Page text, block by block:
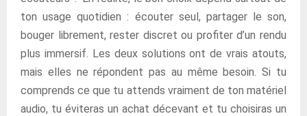
ton usage quotidien : écouter seul, partager le son,
bouger librement, rester discret ou profiter d’un rendu
plus immersif. Les deux solutions ont de vrais atouts,
mais elles ne répondent pas au même besoin. Si tu
comprends ce que tu attends vraiment de ton matériel
audio, tu éviteras un achat décevant et tu choisiras un